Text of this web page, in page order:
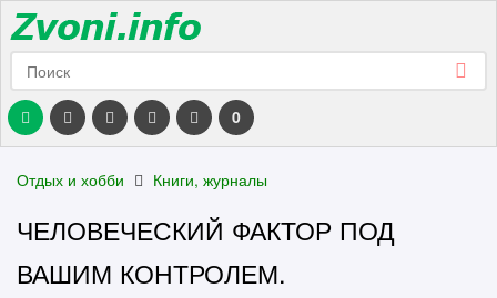
0
Отдых и хобби Книги, журналы
ЧЕЛОВЕЧЕСКИЙ ФАКТОР ПОД
ВАШИМ КОНТРОЛЕМ.